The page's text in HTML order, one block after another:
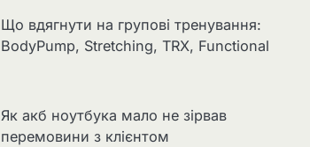
Що вдягнути на групові тренування:
BodyPump, Stretching, TRX, Functional
Як акб ноутбука мало не зірвав
перемовини з клієнтом